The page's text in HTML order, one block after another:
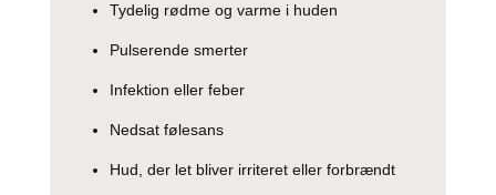
Tydelig rødme og varme i huden
Pulserende smerter
Infektion eller feber
Nedsat følesans
Hud, der let bliver irriteret eller forbrændt